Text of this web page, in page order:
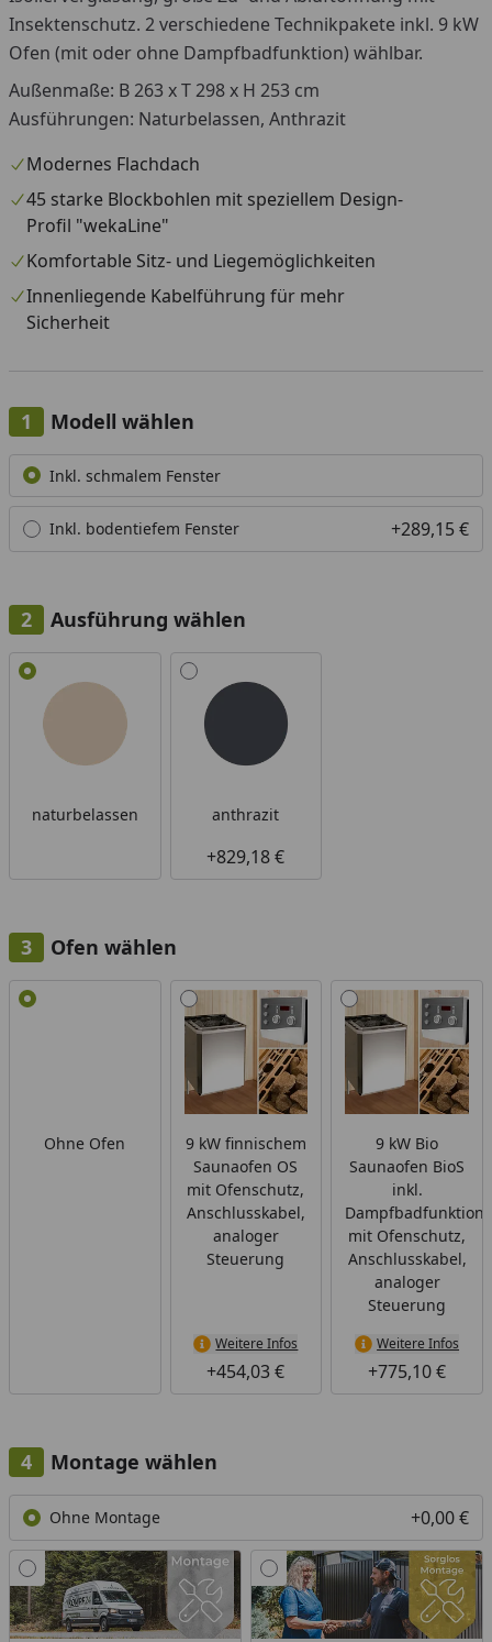
Insektenschutz. 2 verschiedene Technikpakete inkl. 9 kW
Ofen (mit oder ohne Dampfbadfunktion) wählbar.
Außenmaße: B 263 x T 298 x H 253 cm
Ausführungen: Naturbelassen, Anthrazit
Modernes Flachdach
45 starke Blockbohlen mit speziellem Design-
Profil "wekaLine"
Komfortable Sitz- und Liegemöglichkeiten
Innenliegende Kabelführung für mehr
Sicherheit
Modell wählen
Alle anzeigen (2)
Inkl. schmalem Fenster
Inkl. bodentiefem Fenster +289,15 €
Ausführung wählen
Alle anzeigen (2)
naturbelassen anthrazit
+829,18 €
Ofen wählen
Alle anzeigen (3)
Ohne Ofen
9 kW finnischem
Saunaofen OS
mit Ofenschutz,
Anschlusskabel,
analoger
Steuerung
Weitere Infos
+454,03 €
9 kW Bio
Saunaofen BioS
inkl.
Dampfbadfunktion
mit Ofenschutz,
Anschlusskabel,
analoger
Steuerung
Weitere Infos
+775,10 €
Montage wählen
Ohne Montage +0,00 €